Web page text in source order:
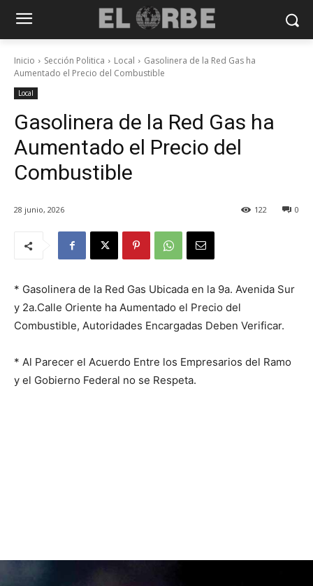
Inicio Sección Politica Local
Gasolinera de la Red Gas ha
Aumentado el Precio del Combustible
Local
Gasolinera de la Red Gas ha
Aumentado el Precio del
Combustible
28 junio, 2026 0
122
* Gasolinera de la Red Gas Ubicada en la 9a. Avenida Sur
y 2a.Calle Oriente ha Aumentado el Precio del
Combustible, Autoridades Encargadas Deben Verificar.
* Al Parecer el Acuerdo Entre los Empresarios del Ramo
y el Gobierno Federal no se Respeta.